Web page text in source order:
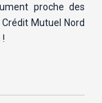
proche des
Mutuel Nord